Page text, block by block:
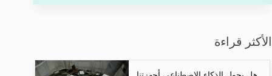
الأكثر قراءة